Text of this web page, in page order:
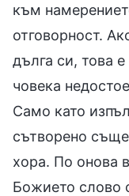
към
отговорност.
дълга си, това
човека
Само като
сътворено
хора. По онова
Божието слово